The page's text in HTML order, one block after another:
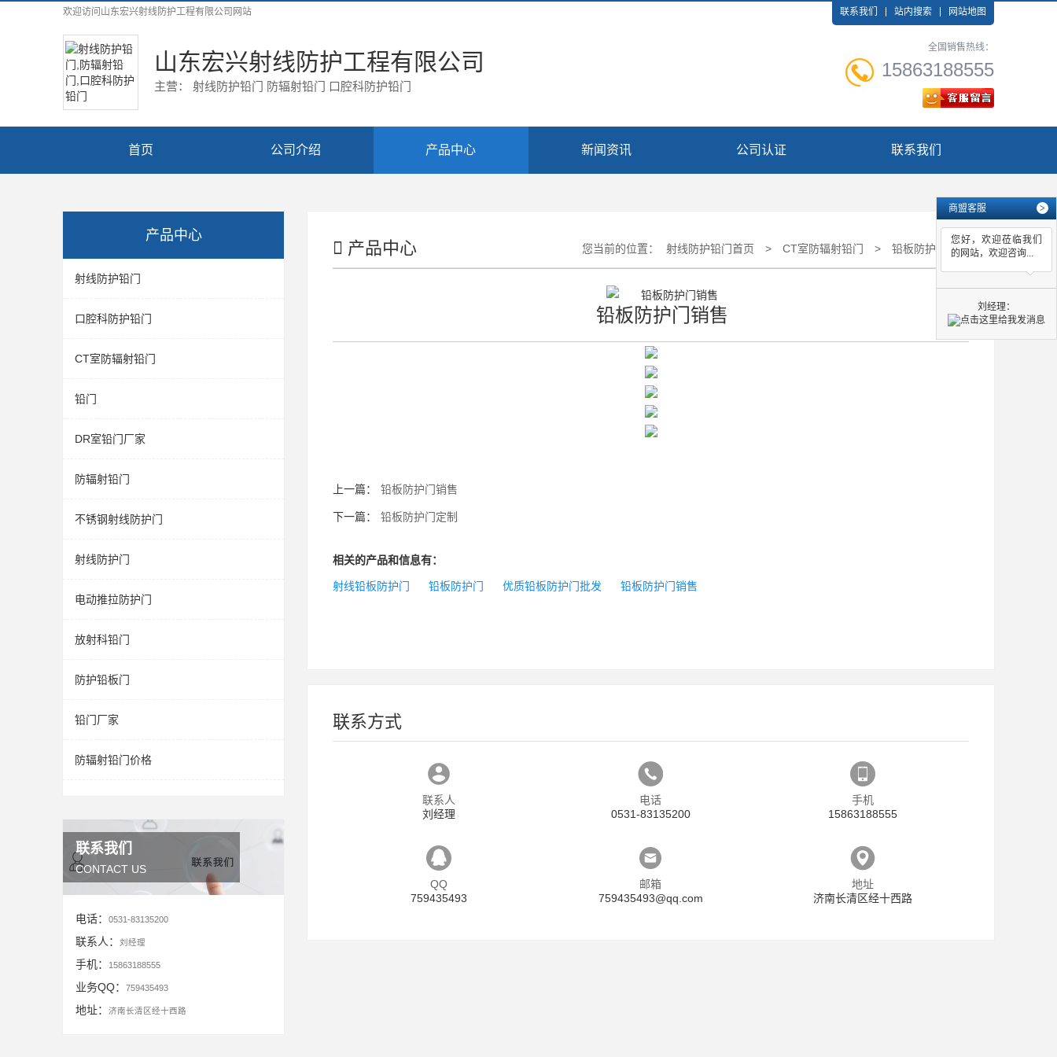
欢迎访问 山东宏兴射线防护工程有限公司 网站 联系我们 站内搜索 网站地图
山东宏兴射线防护工程有限公司
主营： 射线防护铅门 防辐射铅门 口腔科防护铅门
全国销售热线：
15863188555
首页 公司介绍 产品中心 新闻资讯 公司认证 联系我们
产品中心
射线防护铅门
口腔科防护铅门
CT室防辐射铅门
铅门
DR室铅门厂家
防辐射铅门
不锈钢射线防护门
射线防护门
电动推拉防护门
放射科铅门
防护铅板门
铅门厂家
防辐射铅门价格
联系我们
CONTACT US
电话： 0531-83135200
联系人： 刘经理
手机： 15863188555
业务QQ： 759435493
地址： 济南长清区经十西路
产品中心 您当前的位置： 射线防护铅门首页 > CT室防辐射铅门 > 铅板防护门销售
铅板防护门销售
上一篇： 铅板防护门销售
下一篇： 铅板防护门定制
相关的产品和信息有：
射线铅板防护门 铅板防护门 优质铅板防护门批发 铅板防护门销售
联系方式
联系人
刘经理
电话
0531-83135200
手机
15863188555
QQ
759435493
邮箱
759435493@qq.com
地址
济南长清区经十西路
商盟客服 >
您好，欢迎莅临我们
的网站，欢迎咨询...
刘经理：